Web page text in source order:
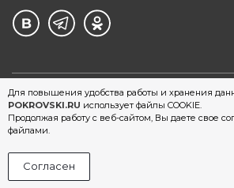
Для повышения удобства работы и хранения
POKROVSKI.RU использует файлы COOKIE.
Продолжая работу с веб-сайтом, Вы даете свое
файлами.
Согласен
©1997 - 2026 Обувной Дом
магазинов обуви в